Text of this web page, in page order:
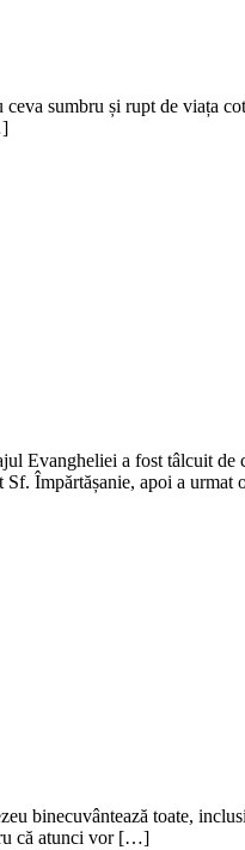
sumbru și rupt de viața
Evangheliei a fost tâlcuit de
Împărtășanie, apoi a
binecuvântează toate,
că atunci vor […]